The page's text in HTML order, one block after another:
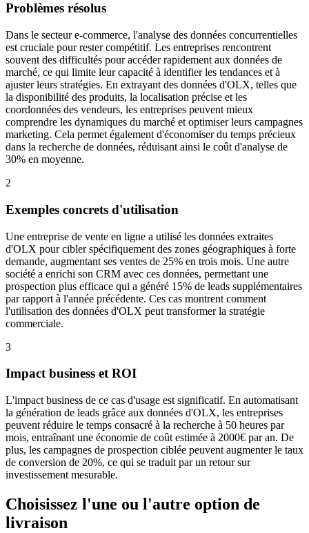
Problèmes résolus
Dans le secteur e-commerce, l'analyse des données concurrentielles
est cruciale pour rester compétitif. Les entreprises rencontrent
souvent des difficultés pour accéder rapidement aux données de
marché, ce qui limite leur capacité à identifier les tendances et à
ajuster leurs stratégies. En extrayant des données d'OLX, telles que
la disponibilité des produits, la localisation précise et les
coordonnées des vendeurs, les entreprises peuvent mieux
comprendre les dynamiques du marché et optimiser leurs campagnes
marketing. Cela permet également d'économiser du temps précieux
dans la recherche de données, réduisant ainsi le coût d'analyse de
30% en moyenne.
2
Exemples concrets d'utilisation
Une entreprise de vente en ligne a utilisé les données extraites
d'OLX pour cibler spécifiquement des zones géographiques à forte
demande, augmentant ses ventes de 25% en trois mois. Une autre
société a enrichi son CRM avec ces données, permettant une
prospection plus efficace qui a généré 15% de leads supplémentaires
par rapport à l'année précédente. Ces cas montrent comment
l'utilisation des données d'OLX peut transformer la stratégie
commerciale.
3
Impact business et ROI
L'impact business de ce cas d'usage est significatif. En automatisant
la génération de leads grâce aux données d'OLX, les entreprises
peuvent réduire le temps consacré à la recherche à 50 heures par
mois, entraînant une économie de coût estimée à 2000€ par an. De
plus, les campagnes de prospection ciblée peuvent augmenter le taux
de conversion de 20%, ce qui se traduit par un retour sur
investissement mesurable.
Choisissez l'une ou l'autre option de
livraison